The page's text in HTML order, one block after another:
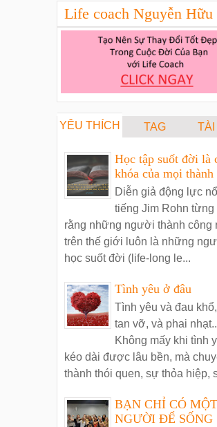
Life coach Nguyễn Hữu
YÊU THÍCH TAG TÀI
Học tập suốt đời là
khóa của mọi thành
Diễn giả động lực
tiếng Jim Rohn từng
rằng những người thành công
trên thế giới luôn là những
học suốt đời (life-long le...
Tình yêu ở đâu
Tình yêu và đau
tan vỡ, và phai
Không mấy khi tình
kéo dài được lâu bền, mà
thành thói quen, sự thỏa hiệp,
BẠN CHỈ CÓ
NGƯỜI ĐỂ SỐNG